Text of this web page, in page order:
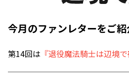
今月のファンレターをご
第14回は 『退役魔法騎士は辺境